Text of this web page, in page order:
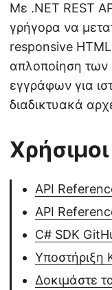
Με .NET REST
γρήγορα να
responsive
απλοποίηση των
εγγράφων για
διαδικτυακά
API
API
C# SDK
Υποστήριξη
Δοκιμάστε